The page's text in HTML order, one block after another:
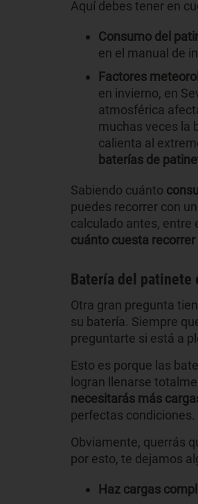
Aquí debes tener en
Consumo del
en el manual de
Factores
en invierno, en
atmosférica
muchas veces la
calienta al
baterías de
Sabiendo cuánto
puedes recorrer con
calculado antes, entre
cuánto cuesta
Batería del patinete
Otra gran pregunta
su batería. Siempre
preguntarte si está a
Esto es porque las
logran llenarse
necesitarás más
perfectas condiciones.
Obviamente, querrás
por esto, te dejamos
Haz cargas